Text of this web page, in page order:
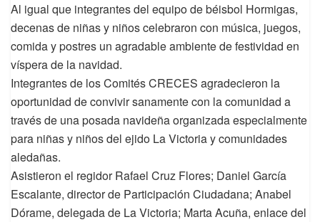
Al igual que integrantes del equipo de béisbol Hormigas,
decenas de niñas y niños celebraron con música, juegos,
comida y postres un agradable ambiente de festividad en
víspera de la navidad.
Integrantes de los Comités CRECES agradecieron la
oportunidad de convivir sanamente con la comunidad a
través de una posada navideña organizada especialmente
para niñas y niños del ejido La Victoria y comunidades
aledañas.
Asistieron el regidor Rafael Cruz Flores; Daniel García
Escalante, director de Participación Ciudadana; Anabel
Dórame, delegada de La Victoria; Marta Acuña, enlace del